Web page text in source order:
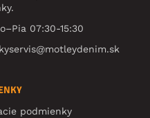
07:30-15:30
podmienky